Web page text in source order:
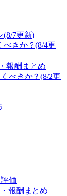
(8/7更新)
べきか？(8/4更
報酬まとめ
べきか？(8/2更
価
報酬まとめ